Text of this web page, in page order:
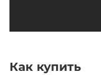
Как купить